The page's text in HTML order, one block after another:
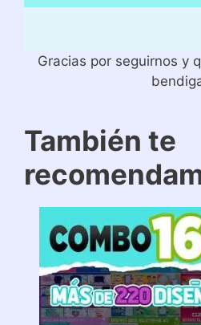
Gracias por seguirnos y
También te